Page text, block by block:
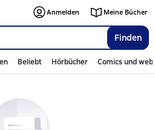
Finden
Anmelden Meine Bücher
Beliebt Hörbücher Comics und